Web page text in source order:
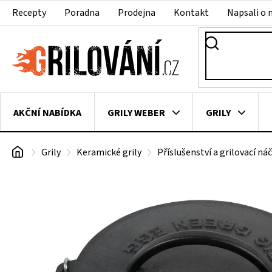
PřejítRecepty Poradna Prodejna Kontakt Napsali o
AKČNÍ NABÍDKA GRILY WEBER GRILY
VAKUOVAČKY LEDNICE NA ZRÁNÍ MASA
DomůGrily Keramické grily Příslušenství a grilovací